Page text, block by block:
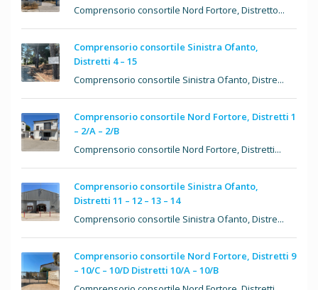
Comprensorio consortile Nord Fortore, Distretto...
Comprensorio consortile Sinistra Ofanto,
Distretti 4 – 15
Comprensorio consortile Sinistra Ofanto, Distre...
Comprensorio consortile Nord Fortore, Distretti 1
– 2/A – 2/B
Comprensorio consortile Nord Fortore, Distretti...
Comprensorio consortile Sinistra Ofanto,
Distretti 11 – 12 – 13 – 14
Comprensorio consortile Sinistra Ofanto, Distre...
Comprensorio consortile Nord Fortore, Distretti 9
– 10/C – 10/D Distretti 10/A – 10/B